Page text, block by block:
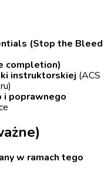
(Stop the Bleed
completion)
instruktorskiej (ACS
i poprawnego
w ramach tego